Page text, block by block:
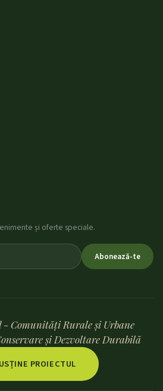
și oferte speciale.
Abonează-te
Comunități Rurale și Urbane
și Dezvoltare Durabilă
PROIECTUL